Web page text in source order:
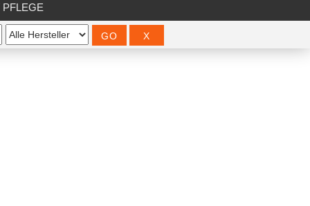
PFLEGE
%SALE%